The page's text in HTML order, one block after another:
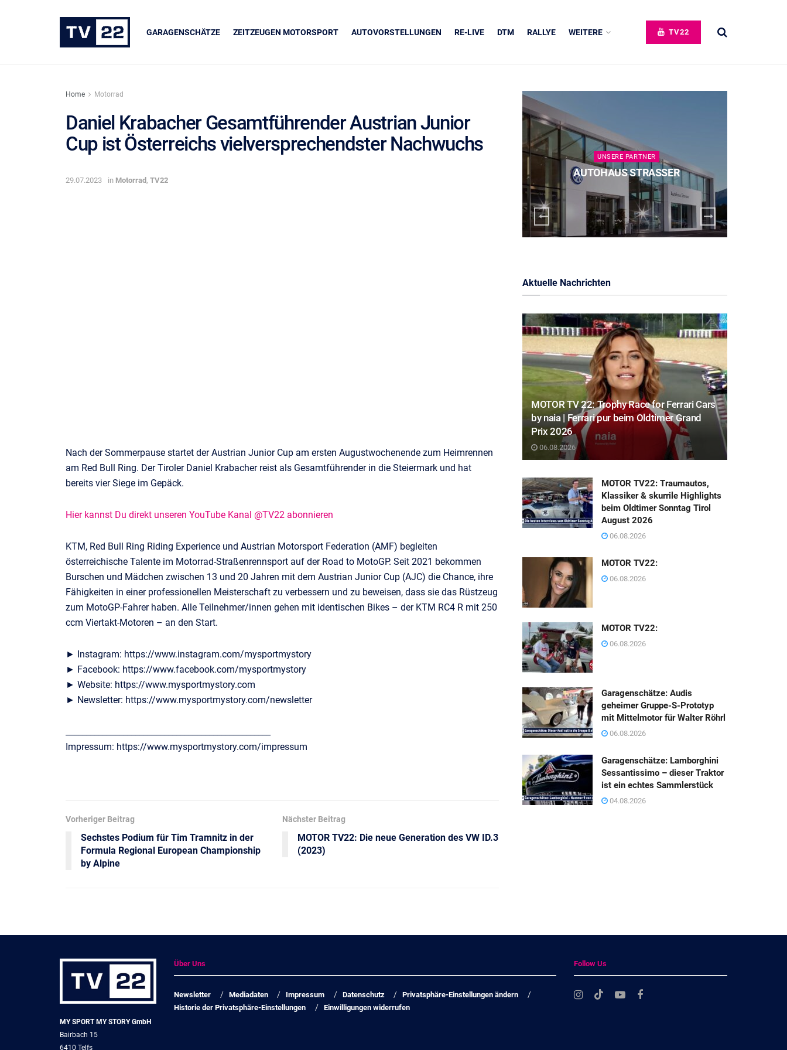
GARAGENSCHÄTZE ZEITZEUGEN MOTORSPORT AUTOVORSTELLUNGEN RE-LIVE DTM RALLYE WEITERE TV22
Home Motorrad
Daniel Krabacher Gesamtführender Austrian Junior
Cup ist Österreichs vielversprechendster Nachwuchs
29.07.2023 in Motorrad , TV22
Nach der Sommerpause startet der Austrian Junior Cup am ersten Augustwochenende zum Heimrennen
am Red Bull Ring. Der Tiroler Daniel Krabacher reist als Gesamtführender in die Steiermark und hat
bereits vier Siege im Gepäck.
Hier kannst Du direkt unseren YouTube Kanal @TV22 abonnieren
KTM, Red Bull Ring Riding Experience und Austrian Motorsport Federation (AMF) begleiten
österreichische Talente im Motorrad-Straßenrennsport auf der Road to MotoGP. Seit 2021 bekommen
Burschen und Mädchen zwischen 13 und 20 Jahren mit dem Austrian Junior Cup (AJC) die Chance, ihre
Fähigkeiten in einer professionellen Meisterschaft zu verbessern und zu beweisen, dass sie das Rüstzeug
zum MotoGP-Fahrer haben. Alle Teilnehmer/innen gehen mit identischen Bikes – der KTM RC4 R mit 250
ccm Viertakt-Motoren – an den Start.
► Instagram: https://www.instagram.com/mysportmystory
► Facebook: https://www.facebook.com/mysportmystory
► Website: https://www.mysportmystory.com
► Newsletter: https://www.mysportmystory.com/newsletter
Impressum: https://www.mysportmystory.com/impressum
Vorheriger Beitrag
Sechstes Podium für Tim Tramnitz in der
Formula Regional European Championship
by Alpine
Nächster Beitrag
MOTOR TV22: Die neue Generation des VW ID.3
(2023)
UNSERE PARTNER
AUTOHAUS STRASSER
Aktuelle Nachrichten
MOTOR TV 22: Trophy Race for Ferrari Cars
by naia | Ferrari pur beim Oldtimer Grand
Prix 2026
06.08.2026
MOTOR TV22: Traumautos,
Klassiker & skurrile Highlights
beim Oldtimer Sonntag Tirol
August 2026
06.08.2026
MOTOR TV22:
06.08.2026
MOTOR TV22:
06.08.2026
Garagenschätze: Audis
geheimer Gruppe-S-Prototyp
mit Mittelmotor für Walter Röhrl
06.08.2026
Garagenschätze: Lamborghini
Sessantissimo – dieser Traktor
ist ein echtes Sammlerstück
04.08.2026
MY SPORT MY STORY GmbH
Bairbach 15
6410 Telfs
Über Uns
Newsletter Mediadaten Impressum Datenschutz
Privatsphäre-Einstellungen ändern
Historie der Privatsphäre-Einstellungen
Einwilligungen widerrufen
Follow Us